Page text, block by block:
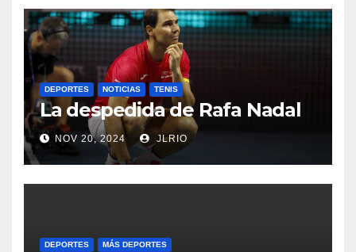
DEPORTES NOTICIAS TENIS
La despedida de Rafa Nadal
NOV 20, 2024 JLRIO
DEPORTES MÁS DEPORTES